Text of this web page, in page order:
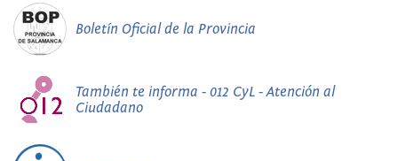
Boletín Oficial de la Provincia
También te informa - 012 CyL - Atención al
Ciudadano